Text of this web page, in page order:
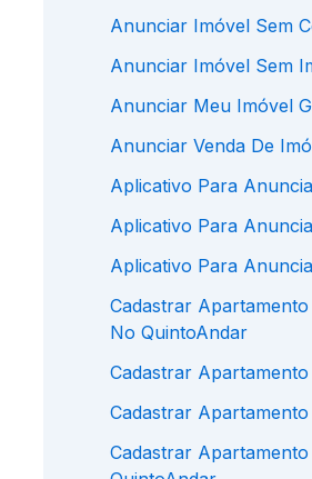
Anunciar Imóvel Sem
Anunciar Imóvel Sem
Anunciar Meu Imóvel
Anunciar Venda De
Aplicativo Para
Aplicativo Para
Aplicativo Para
Cadastrar
No QuintoAndar
Cadastrar
Cadastrar
Cadastrar